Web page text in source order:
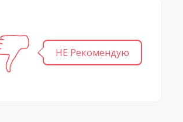
НЕ Рекомендую